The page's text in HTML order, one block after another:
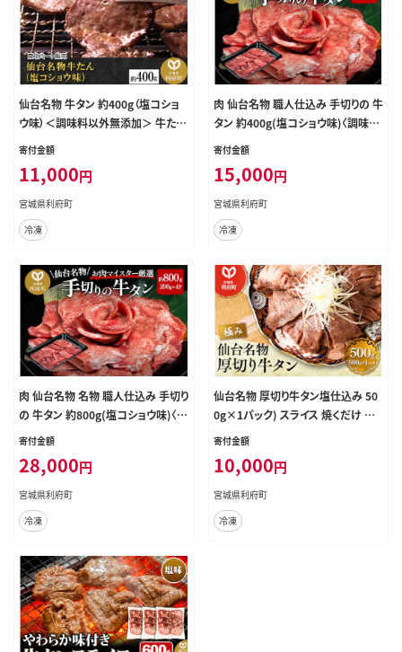
仙台名物 牛タン 約400g（塩コショ
ウ味）＜調味料以外無添加＞ 牛たん
スライス 焼き肉 バーベキュー 塩仕
寄付金額
11,000円
宮城県利府町
冷凍
肉 仙台名物 職人仕込み 手切りの 牛
タン 約400g(塩コショウ味)〈調味料
以外無添加〉 牛たん スライス 塩仕込
寄付金額
15,000円
宮城県利府町
冷凍
肉 仙台名物 名物 職人仕込み 手切り
の 牛タン 約800g(塩コショウ味)〈調
味料以外無添加〉 牛たん スライス 塩
寄付金額
28,000円
宮城県利府町
冷凍
仙台名物 厚切り牛タン塩仕込み 50
0g×1パック) スライス 焼くだけ 簡
単調理 [牛タン 焼くだけ 簡単 塩ダ
厚 人気 おいしい 美味 焼肉 バーベ
キュー BBQ 宮城県 利府町 船田食
品]
寄付金額
10,000円
宮城県利府町
冷凍